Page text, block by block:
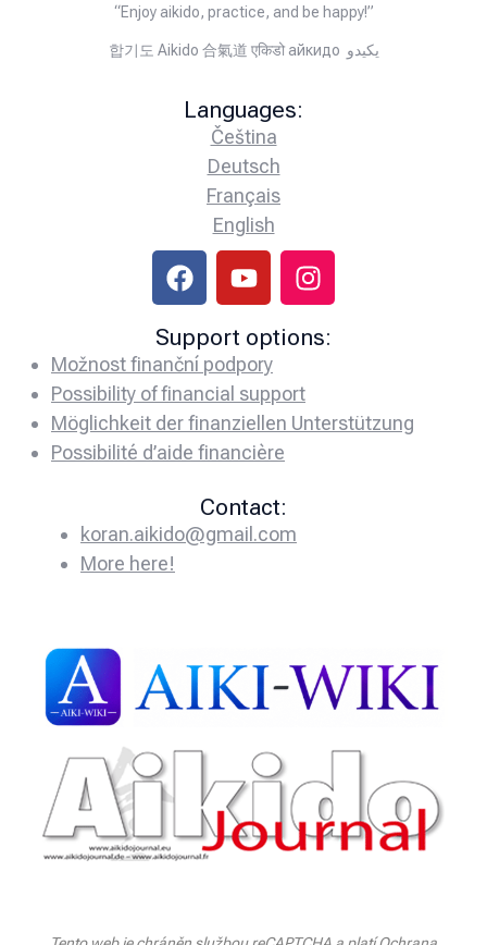
“Enjoy aikido, practice, and be happy!”
합기도 Aikido 合氣道 एकिडो айкидо يكيدو
Languages:
Čeština
Deutsch
Français
English
Support options:
Možnost finanční podpory
Possibility of financial support
Möglichkeit der finanziellen Unterstützung
Possibilité d’aide financière
Contact:
koran.aikido@gmail.com
More here!